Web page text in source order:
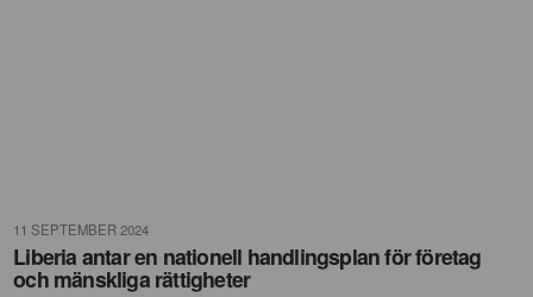
11 SEPTEMBER 2024
Liberia antar en nationell handlingsplan för företag
och mänskliga rättigheter